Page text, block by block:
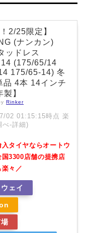
2/25限定】
(ナンカン)
ッドレス
(175/65/14
175/65-14) 冬
品 4本 14インチ
製】
Rinker
02 01:15:15時点 楽
べ-詳細)
入タイヤならオートウ
国3300店舗の提携店
々／
ェイ